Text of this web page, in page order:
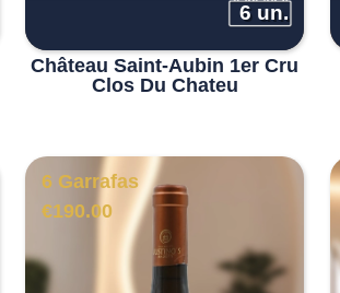
6 un.
Château Saint-Aubin 1er Cru
Clos Du Chateu
6 Garrafas
€190.00